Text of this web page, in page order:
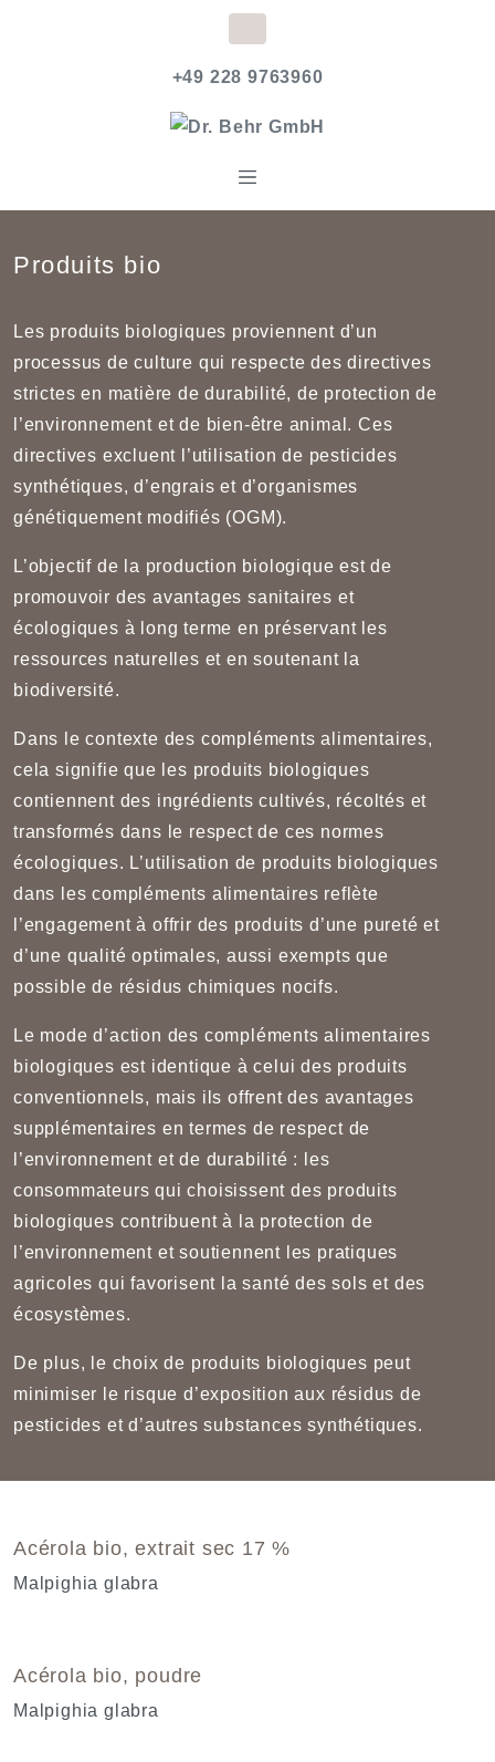
+49 228 9763960
Produits bio
Les produits biologiques proviennent d’un
processus de culture qui respecte des directives
strictes en matière de durabilité, de protection de
l’environnement et de bien-être animal. Ces
directives excluent l’utilisation de pesticides
synthétiques, d’engrais et d’organismes
génétiquement modifiés (OGM).
L’objectif de la production biologique est de
promouvoir des avantages sanitaires et
écologiques à long terme en préservant les
ressources naturelles et en soutenant la
biodiversité.
Dans le contexte des compléments alimentaires,
cela signifie que les produits biologiques
contiennent des ingrédients cultivés, récoltés et
transformés dans le respect de ces normes
écologiques. L’utilisation de produits biologiques
dans les compléments alimentaires reflète
l’engagement à offrir des produits d’une pureté et
d’une qualité optimales, aussi exempts que
possible de résidus chimiques nocifs.
Le mode d’action des compléments alimentaires
biologiques est identique à celui des produits
conventionnels, mais ils offrent des avantages
supplémentaires en termes de respect de
l’environnement et de durabilité : les
consommateurs qui choisissent des produits
biologiques contribuent à la protection de
l’environnement et soutiennent les pratiques
agricoles qui favorisent la santé des sols et des
écosystèmes.
De plus, le choix de produits biologiques peut
minimiser le risque d’exposition aux résidus de
pesticides et d’autres substances synthétiques.
Acérola bio, extrait sec 17 %
Malpighia glabra
Acérola bio, poudre
Malpighia glabra